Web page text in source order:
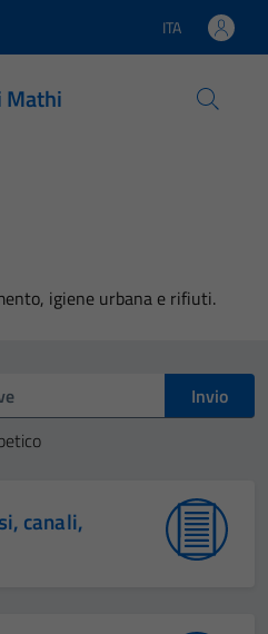
Lingua attiva:
ITA
Mathi
igiene urbana e rifiuti.
Invio
canali,